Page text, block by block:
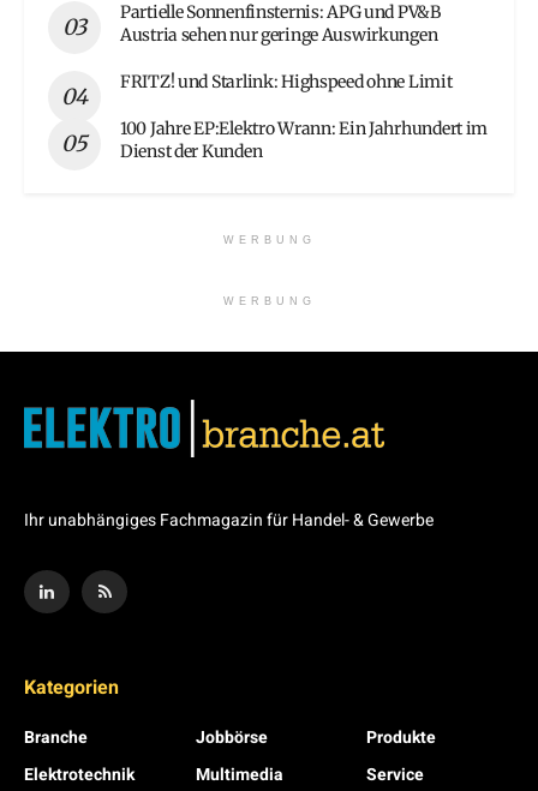
Partielle Sonnenfinsternis: APG und PV&B
Austria sehen nur geringe Auswirkungen
FRITZ! und Starlink: Highspeed ohne Limit
100 Jahre EP:Elektro Wrann: Ein Jahrhundert im
Dienst der Kunden
WERBUNG
WERBUNG
Ihr unabhängiges Fachmagazin für Handel- & Gewerbe
Kategorien
Branche
Elektrotechnik
Jobbörse
Multimedia
Produkte
Service